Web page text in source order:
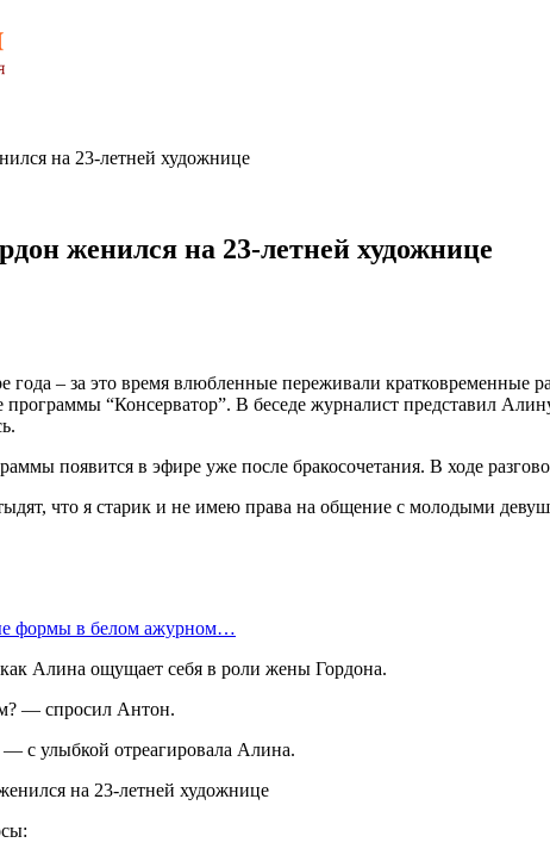
на 23-летней художнице
женился на 23-летней художнице
– за это время влюбленные переживали кратковременные
“Консерватор”. В беседе журналист представил
появится в эфире уже после бракосочетания. В ходе
что я старик и не имею права на общение с молодыми
формы в белом ажурном…
Алина ощущает себя в роли жены Гордона.
— спросил Антон.
с улыбкой отреагировала Алина.